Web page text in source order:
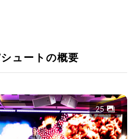
ュートの概要
25